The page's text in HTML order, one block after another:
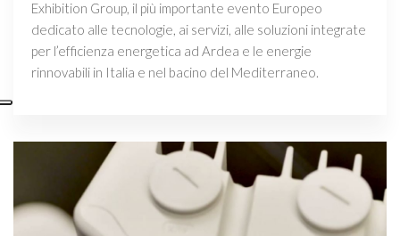
Exhibition Group, il più importante evento Europeo
dedicato alle tecnologie, ai servizi, alle soluzioni integrate
per l’efficienza energetica ad Ardea e le energie
rinnovabili in Italia e nel bacino del Mediterraneo.